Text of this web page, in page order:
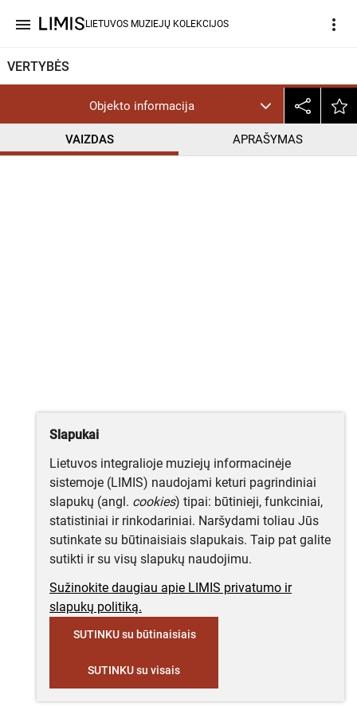
menu LIETUVOS MUZIEJŲ KOLEKCIJOS more_vert
VERTYBĖS
Objekto informacija
VAIZDAS APRAŠYMAS
Slapukai
Lietuvos integralioje muziejų informacinėje
sistemoje (LIMIS) naudojami keturi pagrindiniai
slapukų (angl. cookies) tipai: būtinieji, funkciniai,
statistiniai ir rinkodariniai. Naršydami toliau Jūs
sutinkate su būtinaisiais slapukais. Taip pat galite
sutikti ir su visų slapukų naudojimu.
Sužinokite daugiau apie LIMIS privatumo ir
slapukų politiką.
SUTINKU su būtinaisiais
SUTINKU su visais